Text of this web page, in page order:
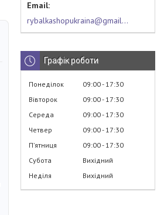
rybalkashopukraina@gmail.com
Графік роботи
Понеділок 09:00 17:30
Вівторок
09:00 17:30
Середа
09:00 17:30
Четвер
09:00 17:30
Пʼятниця
09:00 17:30
Субота
Вихідний
Неділя
Вихідний